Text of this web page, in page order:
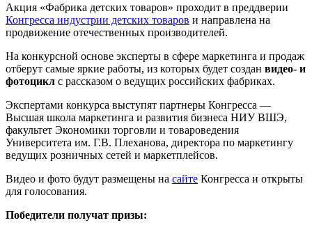
Акция «Фабрика детских товаров» проходит в преддверии
Конгресса индустрии детских товаров и направлена на
продвижение отечественных производителей.
На конкурсной основе эксперты в сфере маркетинга и продаж
отберут самые яркие работы, из которых будет создан видео- и
фотоцикл с рассказом о ведущих российских фабриках.
Экспертами конкурса выступят партнеры Конгресса —
Высшая школа маркетинга и развития бизнеса НИУ ВШЭ,
факультет Экономики торговли и товароведения
Университета им. Г.В. Плеханова, директора по маркетингу
ведущих розничных сетей и маркетплейсов.
Видео и фото будут размещены на сайте Конгресса и открыты
для голосования.
Победители получат призы: